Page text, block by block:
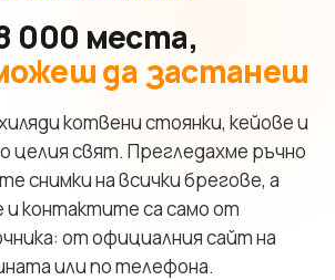
000 места,
да застанеш
котвени стоянки, кейове и
целия свят. Прегледахме ръчно
снимки на всички брегове, а
контактите са само от
от официалния сайт на
или по телефона.